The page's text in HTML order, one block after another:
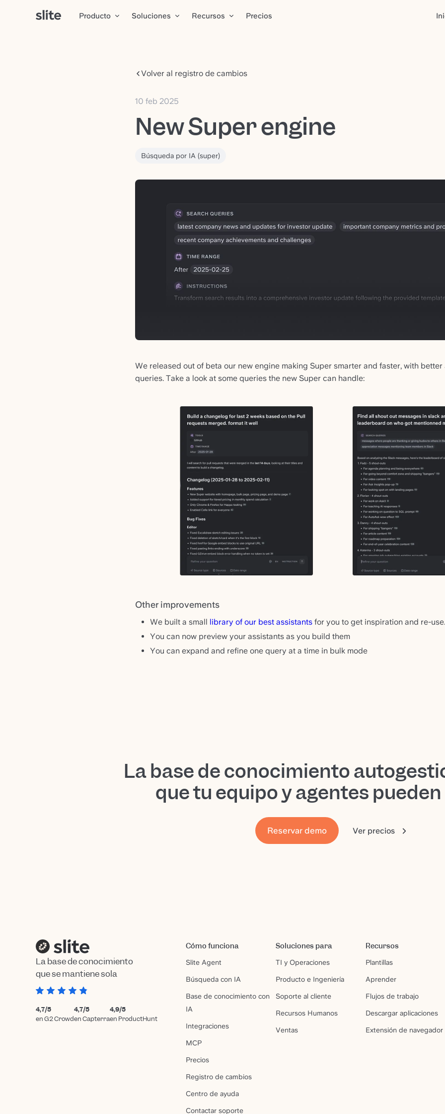
Producto Soluciones Recursos Precios
Volver al registro de cambios
10 feb 2025
New Super engine
Búsqueda por IA (super)
We released out of beta our new engine making Super smarter and faster, with
queries. Take a look at some queries the new Super can handle:
Other improvements
We built a small library of our best assistants for you to get inspiration and re-use.
You can now preview your assistants as you build them
You can expand and refine one query at a time in bulk mode
La base de conocimiento
que tu equipo y agentes
Reservar demo Ver precios
La base de conocimiento
que se mantiene sola
4,7/5
en G2 Crowd
4,7/5
en Capterra
4,9/5
en ProductHunt
Cómo funciona
Slite Agent
Búsqueda con IA
Base de conocimiento con
IA
Integraciones
MCP
Precios
Registro de cambios
Centro de ayuda
Contactar soporte
Soluciones para
TI y Operaciones
Producto e Ingeniería
Soporte al cliente
Recursos Humanos
Ventas
Recursos
Plantillas
Aprender
Flujos de trabajo
Descargar aplicaciones
Extensión de navegador